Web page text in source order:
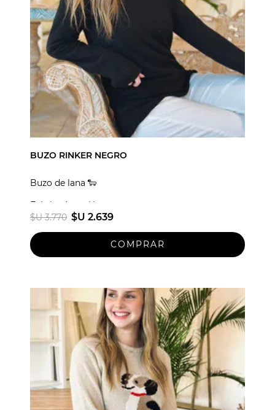
BUZO RINKER NEGRO
Buzo de lana 🐑
Fabricado en Uruguay
$U 3.770 $U 2.639